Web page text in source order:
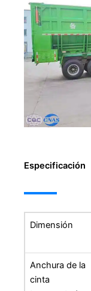
Especificación
Dimensión
Anchura de la
cinta